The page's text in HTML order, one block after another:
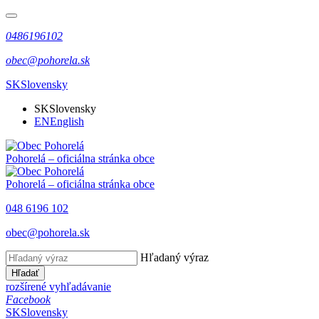
0486196102
obec@pohorela.sk
SKSlovensky
SKSlovensky
ENEnglish
Pohorelá – oficiálna stránka obce
Pohorelá – oficiálna stránka obce
048 6196 102
obec@pohorela.sk
Hľadaný výraz
Hľadať
rozšírené vyhľadávanie
Facebook
SKSlovensky